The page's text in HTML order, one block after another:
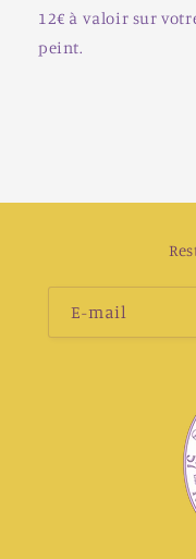
12€ à valoir sur
peint.
E-mail